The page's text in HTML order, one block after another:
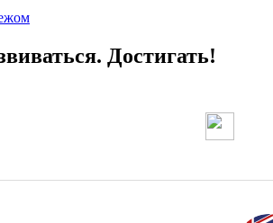
Достигать!